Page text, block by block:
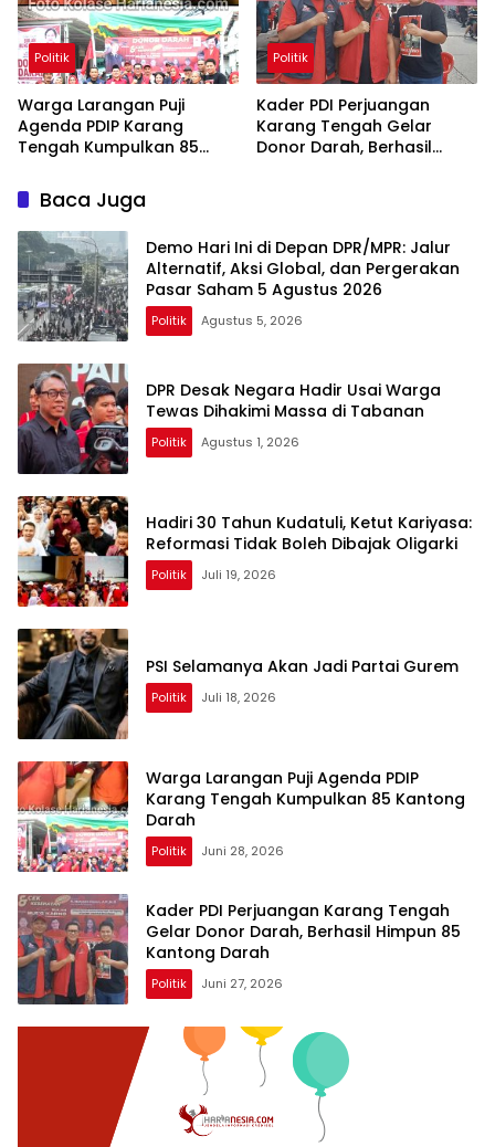
Politik
Warga Larangan Puji
Agenda PDIP Karang
Tengah Kumpulkan 85
Politik
Kader PDI Perjuangan
Karang Tengah Gelar
Donor Darah, Berhasil
Baca Juga
Demo Hari Ini di Depan DPR/MPR: Jalur
Alternatif, Aksi Global, dan Pergerakan
Pasar Saham 5 Agustus 2026
Politik Agustus 5, 2026
DPR Desak Negara Hadir Usai Warga
Tewas Dihakimi Massa di Tabanan
Politik Agustus 1, 2026
Hadiri 30 Tahun Kudatuli, Ketut Kariyasa:
Reformasi Tidak Boleh Dibajak Oligarki
Politik Juli 19, 2026
PSI Selamanya Akan Jadi Partai Gurem
Politik Juli 18, 2026
Warga Larangan Puji Agenda PDIP
Karang Tengah Kumpulkan 85 Kantong
Darah
Politik Juni 28, 2026
Kader PDI Perjuangan Karang Tengah
Gelar Donor Darah, Berhasil Himpun 85
Kantong Darah
Politik Juni 27, 2026